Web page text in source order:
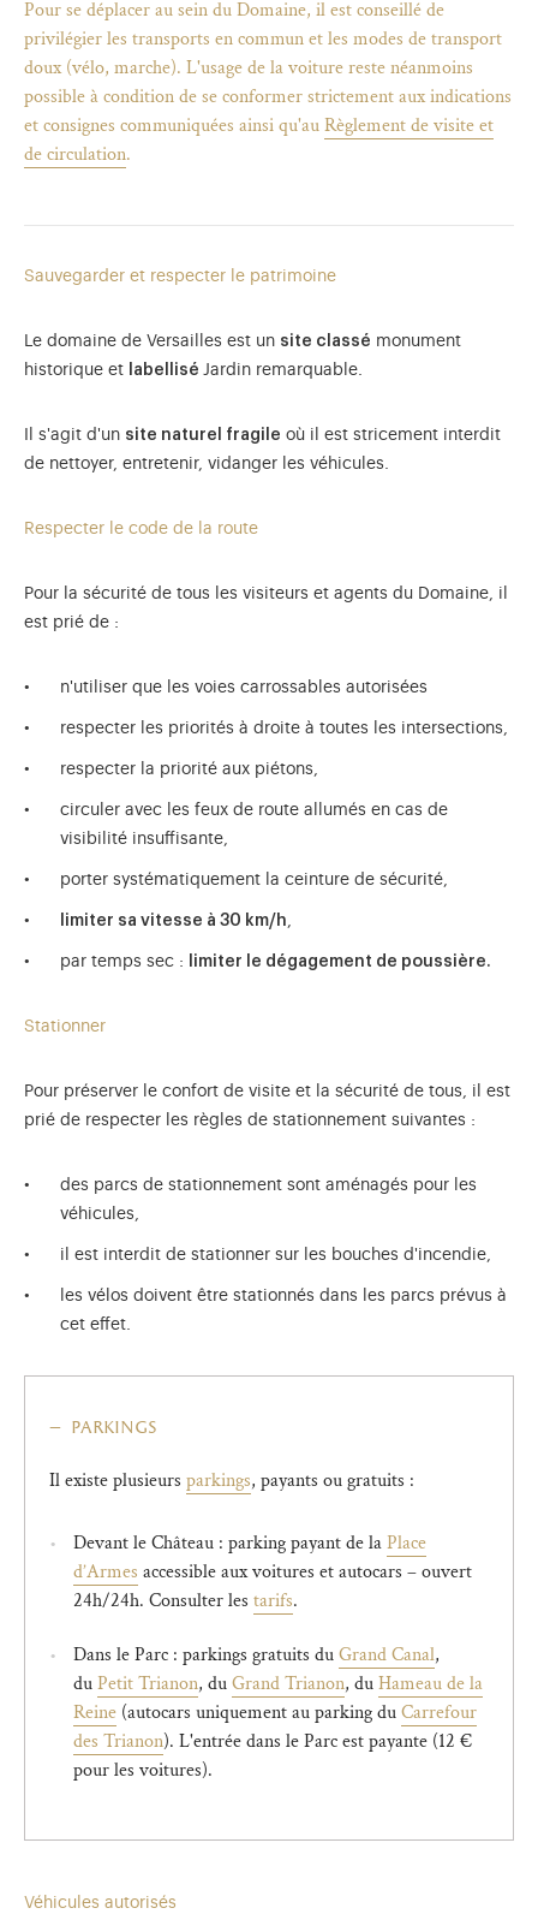
onglet)
nouvel onglet)
fenêtre modale)
de l'application (ouverture dans un nouvel onglet)
Pour se déplacer au sein du Domaine, il est conseillé de
privilégier les transports en commun et les modes de transport
doux (vélo, marche). L'usage de la voiture reste néanmoins
possible à condition de se conformer strictement aux indications
et consignes communiquées ainsi qu'auRèglement de visite et
de circulation.
Sauvegarder et respecter le patrimoine
Le domaine de Versailles est un site classé monument
historique et
labellisé Jardin remarquable.
Il s'agit d'un site naturel fragile où il est stricement interdit
de nettoyer, entretenir, vidanger les véhicules.
Respecter le code de la route
Pour la sécurité de tous les visiteurs et agents du Domaine, il
est prié de :
n'utiliser que les voies carrossables autorisées
respecter les priorités à droite à toutes les intersections,
respecter la priorité aux piétons,
circuler avec les feux de route allumés en cas de
visibilité insuffisante,
porter systématiquement la ceinture de sécurité,
limiter sa vitesse à 30 km/h,
par temps sec : limiter le dégagement de poussière.
Stationner
Pour préserver le confort de visite et la sécurité de tous, il est
prié de respecter les règles de stationnement suivantes :
des parcs de stationnement sont aménagés pour les
véhicules,
il est interdit de stationner sur les bouches d'incendie,
les vélos doivent être stationnés dans les parcs prévus à
cet effet.
parkings
Il existe plusieurs parkings, payants ou gratuits :
Devant le Château : parking payant de laPlace
d’Armes accessible aux voitures et autocars – ouvert
24h/24h. Consulter les tarifs.
Dans le Parc : parkings gratuits duGrand Canal,
duPetit Trianon, duGrand Trianon, duHameau de la
Reine (autocars uniquement au parking duCarrefour
des Trianon). L'entrée dans le Parc est payante (12 €
pour les voitures).
Véhicules autorisés